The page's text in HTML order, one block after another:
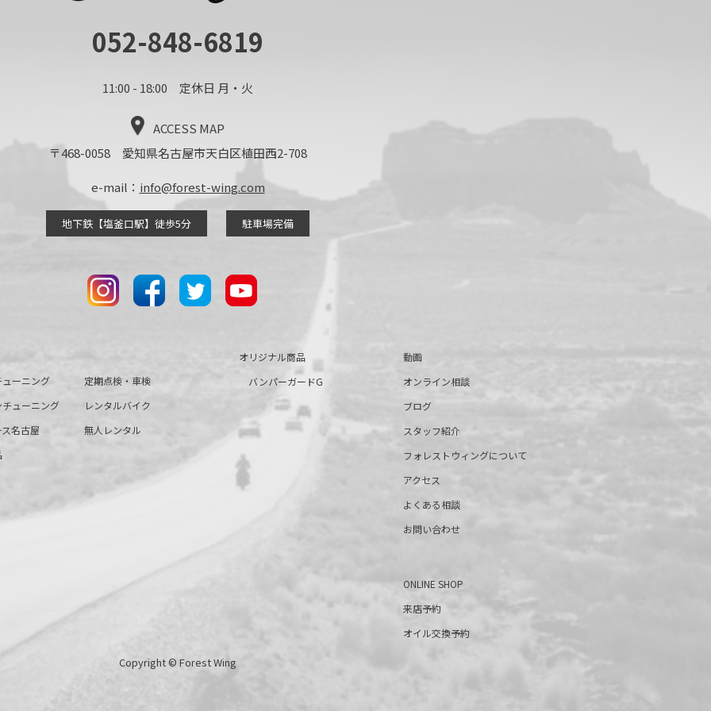
052-848-6819
11:00 - 18:00 定休日 月・火
ACCESS MAP
〒468-0058 愛知県名古屋市天白区植田西2-708
e-mail： info@forest-wing.com
地下鉄【塩釜口駅】徒歩5分 駐車場完備
ーニング
ューニング
名古屋
定期点検・車検
レンタルバイク
無人レンタル
オリジナル商品
バンパーガードG
動画
オンライン相談
ブログ
スタッフ紹介
フォレストウィングについて
アクセス
よくある相談
お問い合わせ
ONLINE SHOP
来店予約
オイル交換予約
Copyright © Forest Wing